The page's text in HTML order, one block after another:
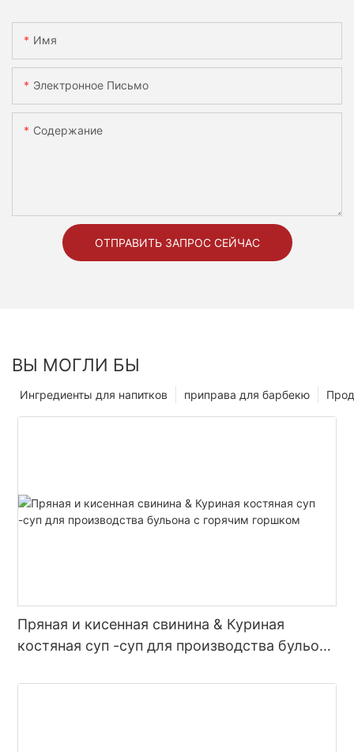
Имя
Электронное Письмо
Содержание
ОТПРАВИТЬ ЗАПРОС СЕЙЧАС
ВЫ МОГЛИ БЫ
приправа для барбекю
Ингредиенты для напитков
Пряная и кисенная свинина & Куриная
костяная суп -суп для производства бульона